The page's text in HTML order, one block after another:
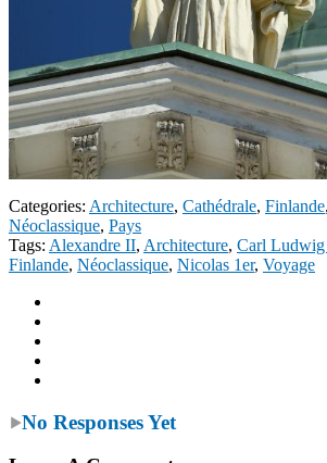
Categories: Architecture, Cathédrale, Finlande,
Néoclassique, Pays
Tags: Alexandre II, Architecture, Carl Ludwig
Finlande, Néoclassique, Nicolas 1er, Voyage
No Responses Yet